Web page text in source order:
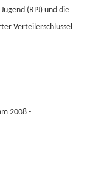
(RPJ) und die
Verteilerschlüssel
2008 -